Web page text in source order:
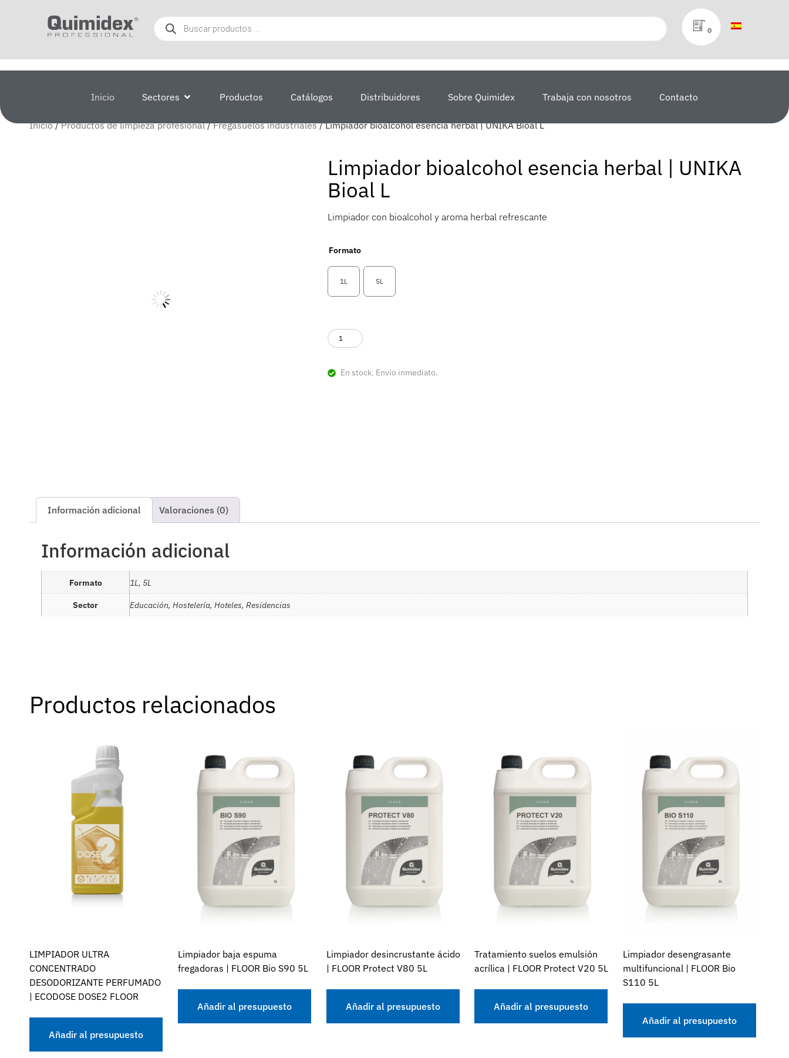
0
Inicio Sectores Productos Catálogos Distribuidores Sobre Quimidex Trabaja con nosotros Contacto
Inicio/Productos de limpieza profesional/Fregasuelos industriales/ Limpiador bioalcohol esencia herbal | UNIKA Bioal L
Limpiador bioalcohol esencia herbal | UNIKA
Bioal L
Limpiador con bioalcohol y aroma herbal refrescante
Formato
1L 5L
En stock. Envío inmediato.
Información adicional Valoraciones (0)
Información adicional
Formato
1L, 5L
Sector
Educación, Hostelería, Hoteles, Residencias
Productos relacionados
LIMPIADOR ULTRA
CONCENTRADO
DESODORIZANTE PERFUMADO
| ECODOSE DOSE2 FLOOR
Añadir al presupuesto
Limpiador baja espuma
fregadoras | FLOOR Bio S90 5L
Añadir al presupuesto
Limpiador desincrustante ácido
| FLOOR Protect V80 5L
Añadir al presupuesto
Tratamiento suelos emulsión
acrílica | FLOOR Protect V20 5L
Añadir al presupuesto
Limpiador desengrasante
multifuncional | FLOOR Bio
S110 5L
Añadir al presupuesto